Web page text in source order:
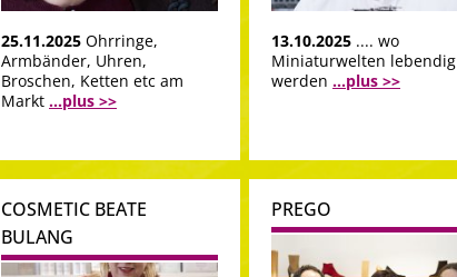
25.11.2025 Ohrringe,
Armbänder, Uhren,
Broschen, Ketten etc am
Markt ...plus >>
13.10.2025 .... wo
Miniaturwelten lebendig
werden ...plus >>
COSMETIC BEATE
BULANG
PREGO